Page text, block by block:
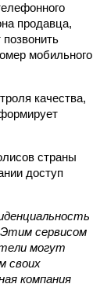
продавца,
мобильного
качества,
страны
доступ
Этим сервисом
могут
своих
компания